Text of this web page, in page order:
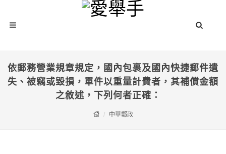
依郵務營業規章規定，國內包裹及國內快捷郵件遺
失、被竊或毀損，單件以重量計費者，其補償金額
之敘述，下列何者正確：
中華郵政